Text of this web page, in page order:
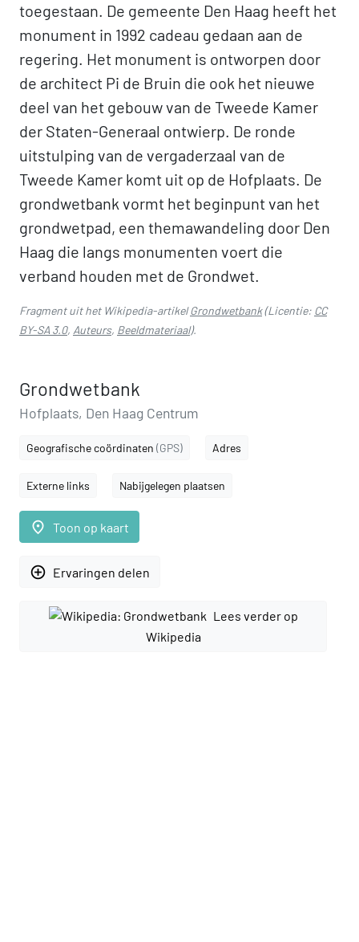
toegestaan. De gemeente Den Haag heeft het
monument in 1992 cadeau gedaan aan de
regering. Het monument is ontworpen door
de architect Pi de Bruin die ook het nieuwe
deel van het gebouw van de Tweede Kamer
der Staten-Generaal ontwierp. De ronde
uitstulping van de vergaderzaal van de
Tweede Kamer komt uit op de Hofplaats. De
grondwetbank vormt het beginpunt van het
grondwetpad, een themawandeling door Den
Haag die langs monumenten voert die
verband houden met de Grondwet.
Fragment uit het Wikipedia-artikelGrondwetbank(Licentie: CC
BY-SA 3.0, Auteurs, Beeldmateriaal).
Grondwetbank
Hofplaats, Den Haag Centrum
Geografische coördinaten (GPS) Adres
Externe links Nabijgelegen plaatsen
place Toon op kaart
add_circle_outline Ervaringen delen
Lees verder op
Wikipedia